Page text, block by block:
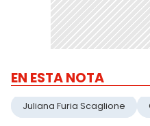
EN ESTA NOTA
Juliana Furia Scaglione